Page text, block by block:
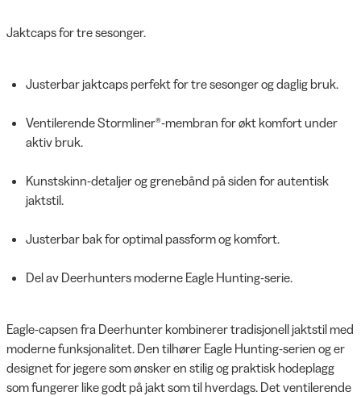
Jaktcaps for tre sesonger.
Justerbar jaktcaps perfekt for tre sesonger og daglig bruk.
Ventilerende Stormliner®-membran for økt komfort under
aktiv bruk.
Kunstskinn-detaljer og grenebånd på siden for autentisk
jaktstil.
Justerbar bak for optimal passform og komfort.
Del av Deerhunters moderne Eagle Hunting-serie.
Eagle-capsen fra Deerhunter kombinerer tradisjonell jaktstil med
moderne funksjonalitet. Den tilhører Eagle Hunting-serien og er
designet for jegere som ønsker en stilig og praktisk hodeplagg
som fungerer like godt på jakt som til hverdags. Det ventilerende